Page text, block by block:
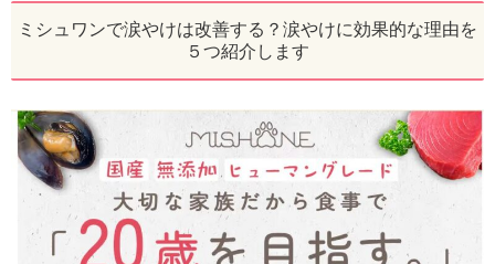
ミシュワンで涙やけは改善する？涙やけに効果的な理由を
５つ紹介します